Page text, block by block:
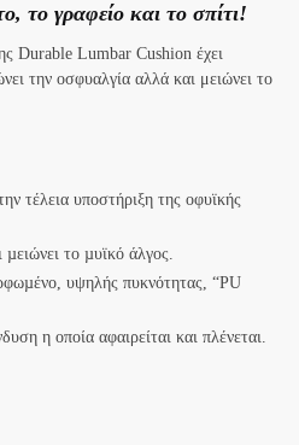
το γραφείο και το σπίτι!
Durable Lumbar Cushion έχει
την οσφυαλγία αλλά και μειώνει το
τέλεια υποστήριξη της οφυϊκής
το µυϊκό άλγος.
υψηλής πυκνότητας, “PU
η οποία αφαιρείται και πλένεται.